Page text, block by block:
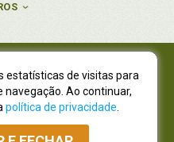
77.535.508/0001-19
01.701.561/0001-80
7665, São Lourenço |
82210-310
estatísticas de visitas para
Ao continuar,
política de privacidade